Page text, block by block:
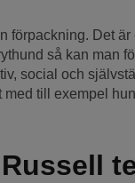
förpackning. Det
så kan man
social och
till exempel